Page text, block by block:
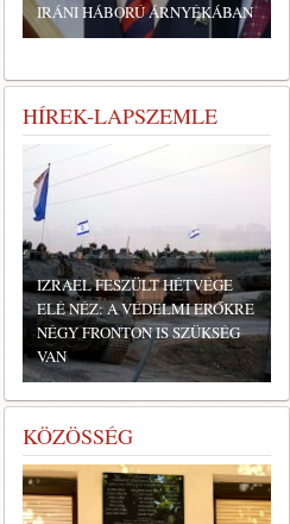
IRÁNI HÁBORÚ ÁRNYÉKÁBAN
HÍREK-LAPSZEMLE
IZRAEL FESZÜLT HÉTVÉGE
ELÉ NÉZ: A VÉDELMI ERŐKRE
NÉGY FRONTON IS SZÜKSÉG
VAN
KÖZÖSSÉG